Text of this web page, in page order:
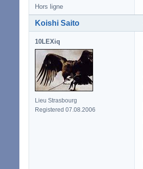
Hors ligne
Koishi Saito
10LEXiq
Lieu Strasbourg
Registered 07.08.2006